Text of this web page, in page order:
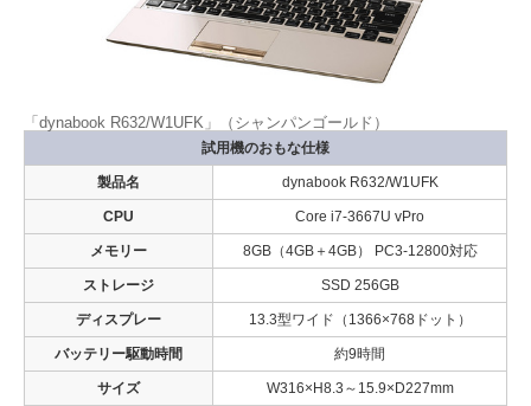
「dynabook R632/W1UFK」（シャンパンゴールド）
試用機のおもな仕様
製品名 dynabook R632/W1UFK
CPU Core i7-3667U vPro
メモリー 8GB（4GB＋4GB） PC3-12800対応
ストレージ SSD 256GB
ディスプレー 13.3型ワイド（1366×768ドット）
バッテリー駆動時間 約9時間
サイズ W316×H8.3～15.9×D227mm